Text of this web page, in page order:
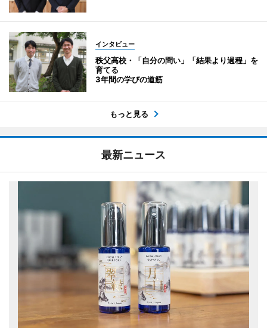
インタビュー
秩父高校・「自分の問い」「結果より過程」を
育てる
3年間の学びの道筋
もっと見る
最新ニュース